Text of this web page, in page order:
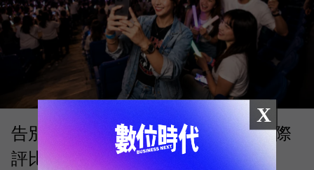
告別「極速迷思」！Opensignal 國際
評比揭密：什麼才是 5G 時代的好網
X